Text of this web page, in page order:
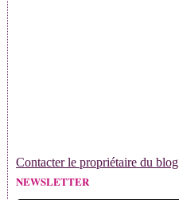
Contacter le propriétaire du blog
NEWSLETTER